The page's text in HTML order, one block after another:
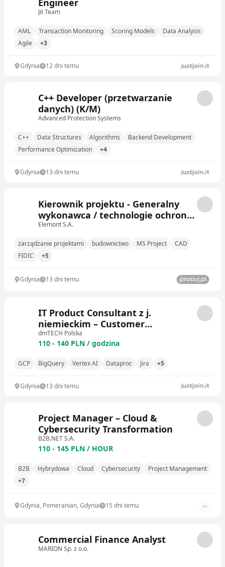
Engineer
Jit Team
AML Transaction Monitoring Scoring Models
Data Analysis
Agile
+3
Gdynia 12 dni temu
C++ Developer (przetwarzanie
danych) (K/M)
Advanced Protection Systems
C++ Data Structures Algorithms
Backend Development
Performance Optimization
+4
Gdynia 13 dni temu
Kierownik projektu - Generalny
wykonawca / technologie ochrony
środowiska dla energetyki /
Elemont S.A.
zarządzanie projektami budownictwo MS Project
CAD
FIDIC
+5
Gdynia 13 dni temu
IT Product Consultant z j.
niemieckim – Customer
Intelligence (B2B)
dmTECH Polska
110 - 140 PLN / godzina
GCP BigQuery Vertex AI Dataproc Jira +5
Gdynia 13 dni temu
Project Manager – Cloud &
Cybersecurity Transformation
B2B.NET S.A.
110 - 145 PLN / HOUR
B2B Hybrydowa Cloud Cybersecurity
Project Management
+7
Gdynia, Pomeranian, Gdynia 15 dni temu 1+
Commercial Finance Analyst
MARION Sp. z o.o.